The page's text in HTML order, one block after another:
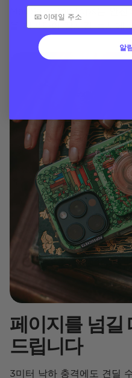
을 제공하여 장시간 독서에
페이지를 넘길
드립니다
3미터 낙하 충격에도 견딜
알